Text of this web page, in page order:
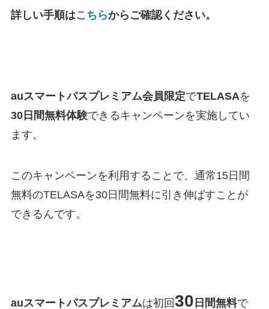
詳しい手順はこちらからご確認ください。
auスマートパスプレミアム会員限定でTELASAを
30日間無料体験できるキャンペーンを実施してい
ます。
このキャンペーンを利用することで、通常15日間
無料のTELASAを30日間無料に引き伸ばすことが
できるんです。
auスマートパスプレミアムは初回30 日間無料で